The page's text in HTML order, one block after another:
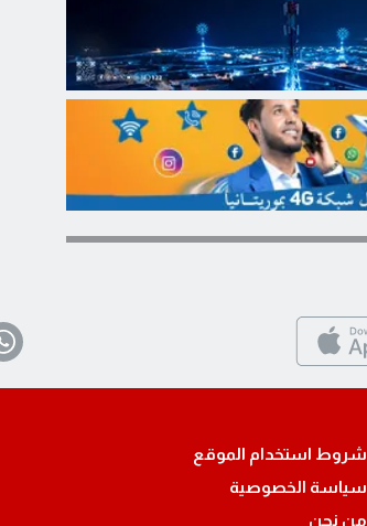
شروط استخدام الموقع
سياسة الخصوصية
من نحن